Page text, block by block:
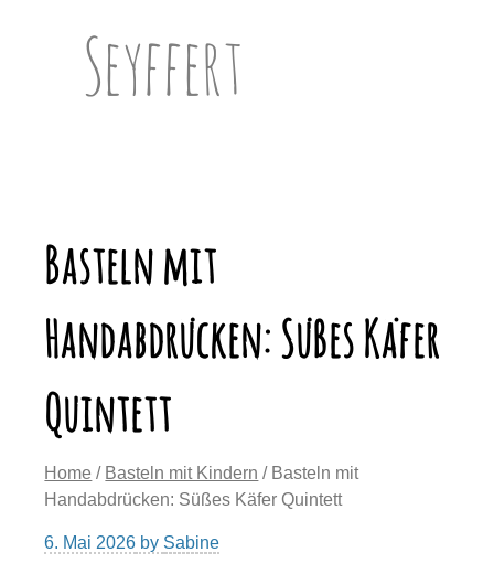
Seyffert
Basteln mit
Handabdrücken: Süßes Käfer
Quintett
Home / Basteln mit Kindern / Basteln mit
Handabdrücken: Süßes Käfer Quintett
6. Mai 2026 by Sabine